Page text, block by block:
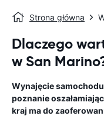
Strona główna
Dlaczego
w San
Wynajęcie
poznanie
kraj ma do